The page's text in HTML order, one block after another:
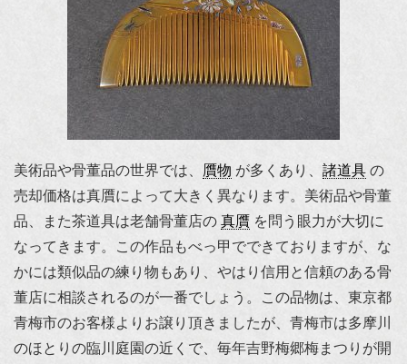
美術品や骨董品の世界では、 贋物 が多くあり、 諸道具 の
売却価格は真贋によって大きく異なります。美術品や骨董
品、また茶道具は老舗骨董店の 真贋 を問う眼力が大切に
なってきます。この作品もべっ甲でできておりますが、な
かには類似品の練り物もあり、やはり信用と信頼のある骨
董店に相談されるのが一番でしょう。この品物は、東京都
青梅市のお客様よりお譲り頂きましたが、青梅市は多摩川
のほとりの臨川庭園の近くで、毎年吉野梅郷梅まつりが開